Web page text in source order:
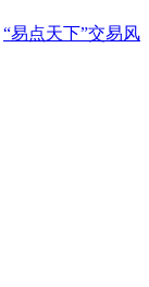
“易点天下”交易风